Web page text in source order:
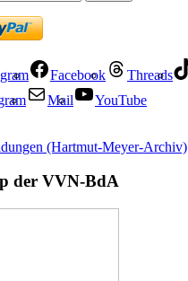
Facebook Threads
Mail YouTube
(Hartmut-Meyer-Archiv)
der VVN-BdA